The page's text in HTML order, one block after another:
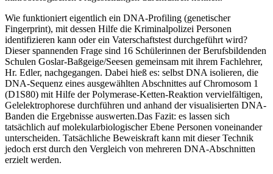
Wie funktioniert eigentlich ein DNA-Profiling (genetischer
Fingerprint), mit dessen Hilfe die Kriminalpolizei Personen
identifizieren kann oder ein Vaterschaftstest durchgeführt wird?
Dieser spannenden Frage sind 16 Schülerinnen der Berufsbildenden
Schulen Goslar-Baßgeige/Seesen gemeinsam mit ihrem Fachlehrer,
Hr. Edler, nachgegangen. Dabei hieß es: selbst DNA isolieren, die
DNA-Sequenz eines ausgewählten Abschnittes auf Chromosom 1
(D1S80) mit Hilfe der Polymerase-Ketten-Reaktion vervielfältigen,
Gelelektrophorese durchführen und anhand der visualisierten DNA-
Banden die Ergebnisse auswerten.Das Fazit: es lassen sich
tatsächlich auf molekularbiologischer Ebene Personen voneinander
unterscheiden. Tatsächliche Beweiskraft kann mit dieser Technik
jedoch erst durch den Vergleich von mehreren DNA-Abschnitten
erzielt werden.